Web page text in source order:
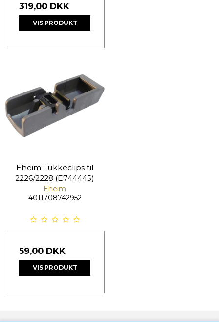
319,00 DKK
VIS PRODUKT
Eheim Lukkeclips til
2226/2228 (E744445)
Eheim
4011708742952
59,00 DKK
VIS PRODUKT